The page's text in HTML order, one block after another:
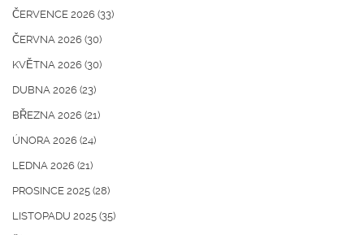
ČERVENCE 2026 (33)
ČERVNA 2026 (30)
KVĚTNA 2026 (30)
DUBNA 2026 (23)
BŘEZNA 2026 (21)
ÚNORA 2026 (24)
LEDNA 2026 (21)
PROSINCE 2025 (28)
LISTOPADU 2025 (35)